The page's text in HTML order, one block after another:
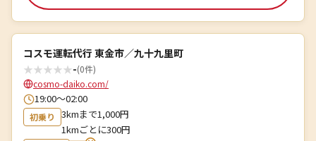
コスモ運転代行 東金市／九十九里町
★★★★★-(0件)
cosmo-daiko.com/
19:00～02:00
初乗り
3kmまで1,000円
1kmごとに300円